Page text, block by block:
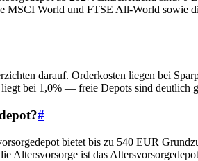
MSCI World und FTSE All-World sowie
darauf. Orderkosten liegen bei
bei 1,0% — freie Depots sind deutlich
#
bietet bis zu 540 EUR
Altersvorsorge ist das